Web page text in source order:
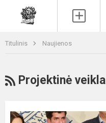
Titulinis Naujienos
RSS
Projektinė veikla
Prienų